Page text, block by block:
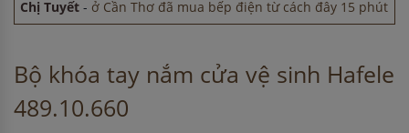
Chị Tuyết - ở Đồng Nai đã mua máy sấy bát cách đây 3 giờ
Chị Hương- ở Hà Nội đã đặt máy hút mùi cách đây 1 giờ
Anh Nam
ở Hà Nội đã đặt máy hút mùi cách đây 30 phút
Chị Tuyết-ở Cần Thơ đã mua bếp điện từ cách đây 15 phút
Bộ khóa tay nắm cửa vệ sinh Hafele
489.10.660